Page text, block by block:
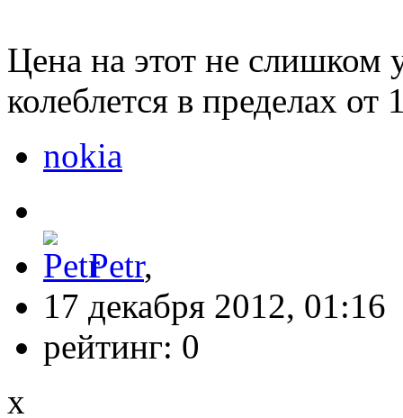
Цена на этот не
колеблется в пределах
nokia
Petr,
17 декабря 2012, 01:16
рейтинг: 0
x